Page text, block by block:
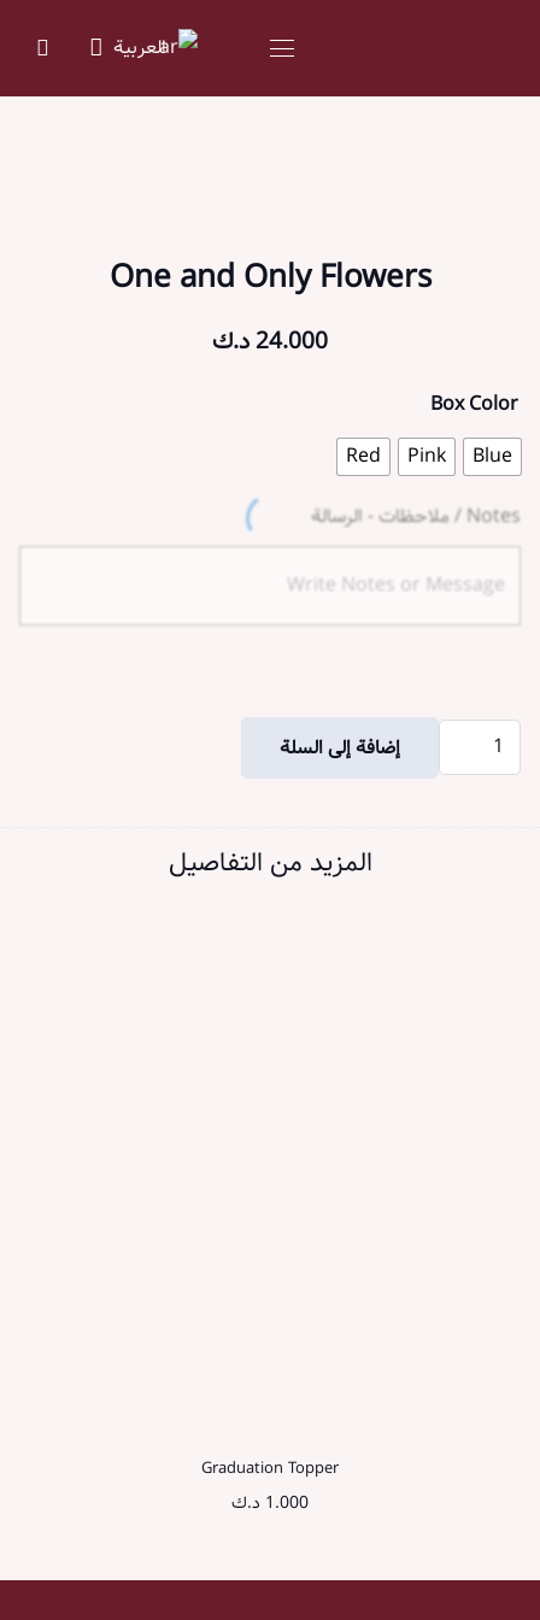
العربية
One and Only Flowers
24.000 د.ك
Box Color
Blue
Pink
Red
Notes / ملاحظات - الرسالة
كمية
One
Only
إضافة إلى السلة
المزيد من التفاصيل
Graduation Topper
1.000 د.ك